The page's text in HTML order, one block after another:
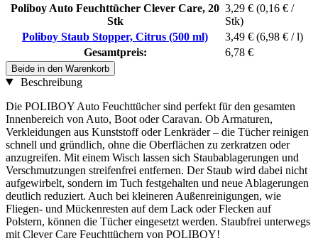
Poliboy Auto Feuchttücher Clever Care, 20
Stk
3,29 € (0,16 € /
Stk)
Poliboy Staub Stopper, Citrus (500 ml)
3,49 € (6,98 € / l)
Gesamtpreis:
6,78 €
Beide in den Warenkorb
Beschreibung
Die POLIBOY Auto Feuchttücher sind perfekt für den gesamten
Innenbereich von Auto, Boot oder Caravan. Ob Armaturen,
Verkleidungen aus Kunststoff oder Lenkräder – die Tücher reinigen
schnell und gründlich, ohne die Oberflächen zu zerkratzen oder
anzugreifen. Mit einem Wisch lassen sich Staubablagerungen und
Verschmutzungen streifenfrei entfernen. Der Staub wird dabei nicht
aufgewirbelt, sondern im Tuch festgehalten und neue Ablagerungen
deutlich reduziert. Auch bei kleineren Außenreinigungen, wie
Fliegen- und Mückenresten auf dem Lack oder Flecken auf
Polstern, können die Tücher eingesetzt werden. Staubfrei unterwegs
mit Clever Care Feuchttüchern von POLIBOY!